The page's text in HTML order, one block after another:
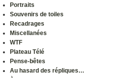
Portraits
Souvenirs de toiles
Recadrages
Miscellanées
WTF
Plateau Télé
Pense-bêtes
Au hasard des répliques…